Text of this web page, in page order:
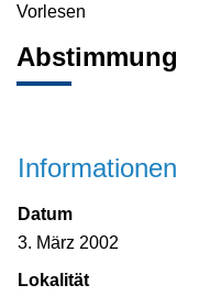
Vorlesen
Abstimmung
Informationen
Datum
3. März 2002
Lokalität